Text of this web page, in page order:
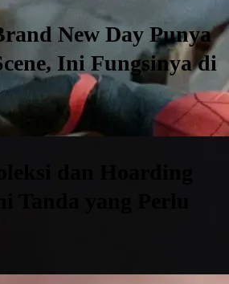
New Day Punya
Ini Fungsinya di